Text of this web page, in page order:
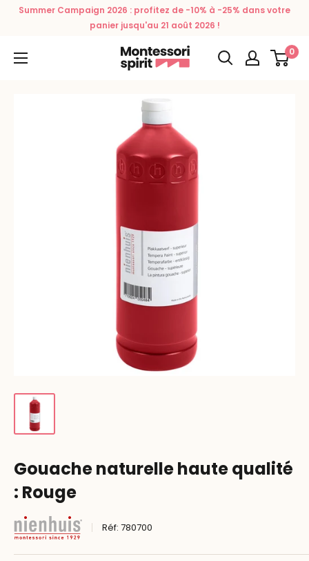
PasserSummer Campaign 2026 : profitez de -10% à -25% dans votre
panier jusqu'au 21 août 2026 !
Montessori
Spirit
0
Gouache naturelle haute qualité
: Rouge
Réf:780700